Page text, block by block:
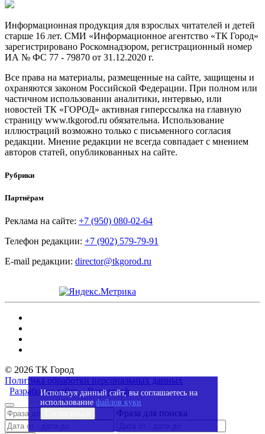
Информационная продукция для взрослых читателей и детей
старше 16 лет. СМИ «Информационное агентство «ТК Город»
зарегистрировано Роскомнадзором, регистрационный номер
ИА № ФС 77 - 79870 от 31.12.2020 г.
Все права на материалы, размещенные на сайте, защищены и
охраняются законом Российской Федерации. При полном или
частичном использовании аналитики, интервью, или
новостей ТК «ГОРОД» активная гиперссылка на главную
страницу www.tkgorod.ru обязательна. Использование
иллюстраций возможно только с письменного согласия
редакции. Мнение редакции не всегда совпадает с мнением
авторов статей, опубликованных на сайте.
Рубрики
Партнёрам
Реклама на сайте: +7 (950) 080-02-64
Телефон редакции: +7 (902) 579-79-91
E-mail редакции: director@tkgorod.ru
© 2026 ТК Город
Политика обработки персональных данных
Разработка сайта – Вангер.рф
Фраза для поиска
Используя данный сайт, вы соглашаетесь на
использование файлов куки